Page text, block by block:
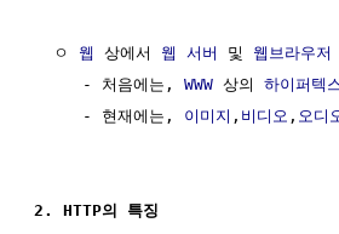
  ㅇ
웹 상에서 웹 서버 및 웹브라우저
     - 처음에는,
WWW 상의 하이퍼텍
     - 현재에는,
이미지 , 비디오 , 오디
2. HTTP의 특징